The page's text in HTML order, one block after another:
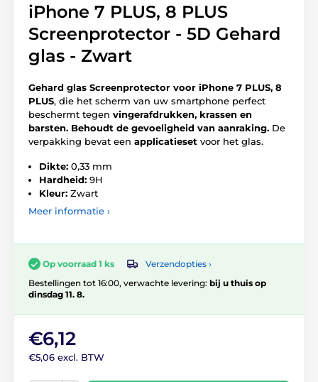
iPhone 7 PLUS, 8 PLUS
Screenprotector - 5D Gehard
glas - Zwart
Gehard glas Screenprotector voor iPhone 7 PLUS, 8
PLUS, die het scherm van uw smartphone perfect
beschermt tegen vingerafdrukken, krassen en
barsten. Behoudt de gevoeligheid van aanraking. De
verpakking bevat een applicatieset voor het glas.
Dikte: 0,33 mm
Hardheid: 9H
Kleur: Zwart
Meer informatie ›
Op voorraad 1 ks
Verzendopties ›
Bestellingen tot 16:00, verwachte levering: bij u thuis op
dinsdag 11. 8.
€6,12
€5,06 excl. BTW